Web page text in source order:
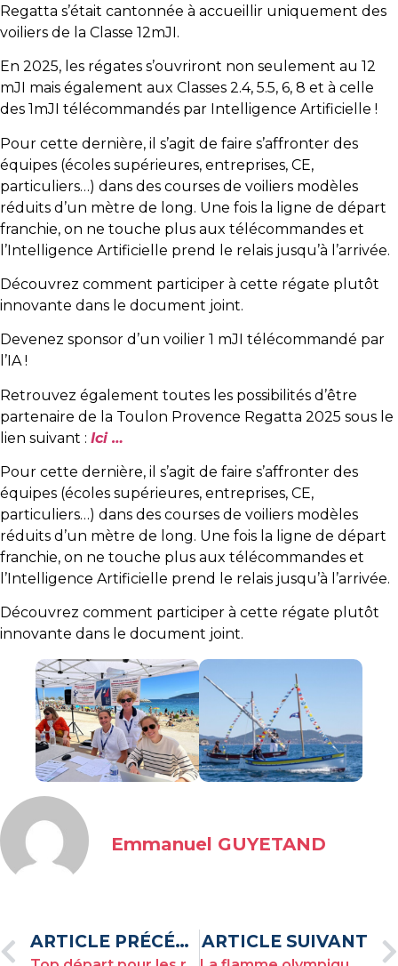
Regatta s’était cantonnée à accueillir uniquement des
voiliers de la Classe 12mJI.
En 2025, les régates s’ouvriront non seulement au 12
mJI mais également aux Classes 2.4, 5.5, 6, 8 et à celle
des 1mJI télécommandés par Intelligence Artificielle !
Pour cette dernière, il s’agit de faire s’affronter des
équipes (écoles supérieures, entreprises, CE,
particuliers…) dans des courses de voiliers modèles
réduits d’un mètre de long. Une fois la ligne de départ
franchie, on ne touche plus aux télécommandes et
l’Intelligence Artificielle prend le relais jusqu’à l’arrivée.
Découvrez comment participer à cette régate plutôt
innovante dans le document joint.
Devenez sponsor d’un voilier 1 mJI télécommandé par
l’IA !
Retrouvez également toutes les possibilités d’être
partenaire de la Toulon Provence Regatta 2025 sous le
lien suivant : Ici …
Pour cette dernière, il s’agit de faire s’affronter des
équipes (écoles supérieures, entreprises, CE,
particuliers…) dans des courses de voiliers modèles
réduits d’un mètre de long. Une fois la ligne de départ
franchie, on ne touche plus aux télécommandes et
l’Intelligence Artificielle prend le relais jusqu’à l’arrivée.
Découvrez comment participer à cette régate plutôt
innovante dans le document joint.
Emmanuel GUYETAND
ARTICLE PRÉCÉDENT ARTICLE SUIVANT